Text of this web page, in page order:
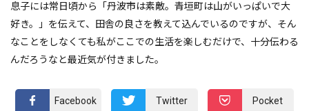
息子には常日頃から「丹波市は素敵。青垣町は山がいっぱいで大
好き。」を伝えて、田舎の良さを教えて込んでいるのですが、そん
なことをしなくても私がここでの生活を楽しむだけで、十分伝わる
んだろうなと最近気が付きました。
Facebook Twitter Pocket